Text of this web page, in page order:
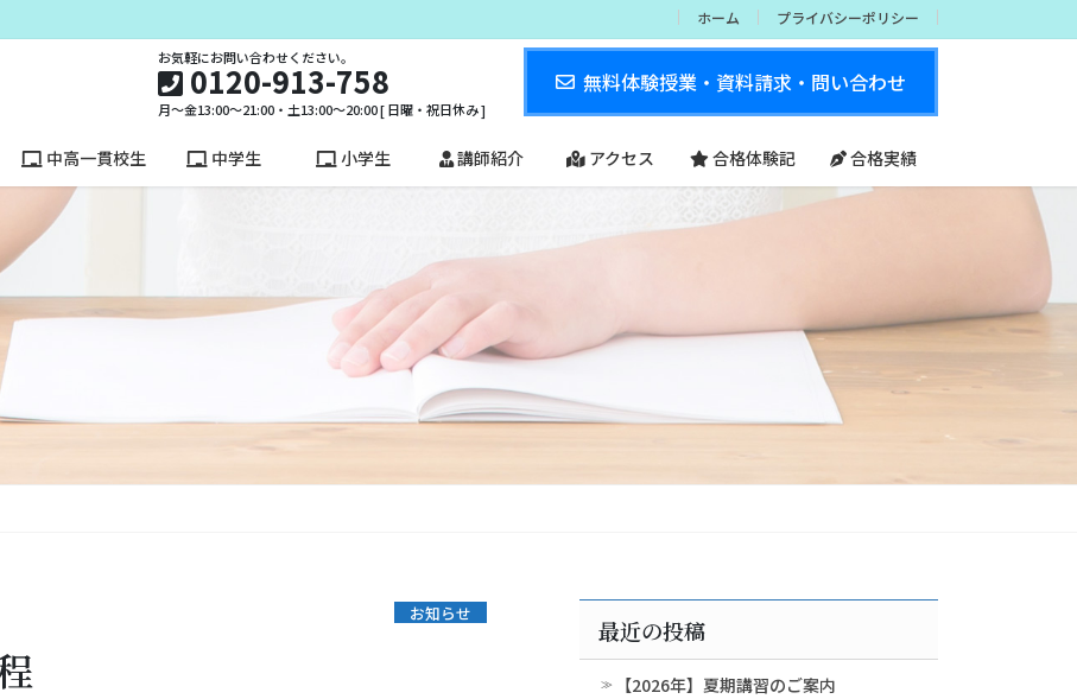
ホーム プライバシーポリシー
お気軽にお問い合わせください。
0120-913-758
月～金13:00～21:00・土13:00～20:00 [ 日曜・祝日休み ]
無料体験授業・資料請求・問い合わせ
中高一貫校生 中学生 小学生 講師紹介 アクセス 合格体験記 合格実績
お知らせ
最近の投稿
【2026年】夏期講習のご案内